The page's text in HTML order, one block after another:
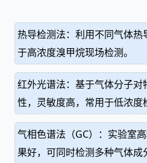
热导检测法：利用不同气体
于高浓度溴甲烷现场检测。
红外光谱法：基于气体分子
性，灵敏度高，常用于低浓度
气相色谱法（GC）：实验室
果好，可同时检测多种气体成